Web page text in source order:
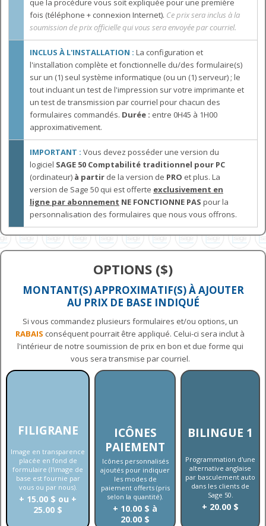
que la procédure vous soit expliquée pour une première
fois (téléphone + connexion Internet). Ce prix sera inclus à la
soumission de prix officielle qui vous sera envoyée par courriel.
INCLUS À L'INSTALLATION : La configuration et
l'installation complète et fonctionnelle du/des formulaire(s)
sur un (1) seul système informatique (ou un (1) serveur) ; le
tout incluant un test de l'impression sur votre imprimante et
un test de transmission par courriel pour chacun des
formulaires commandés. Durée : entre 0H45 à 1H00
approximativement.
IMPORTANT : Vous devez posséder une version du
logiciel SAGE 50 Comptabilité traditionnel pour PC
(ordinateur) à partir de la version de PRO et plus. La
version de Sage 50 qui est offerte exclusivement en
ligne par abonnement NE FONCTIONNE PAS pour la
personnalisation des formulaires que nous vous offrons.
OPTIONS ($)
MONTANT(S) APPROXIMATIF(S) À AJOUTER
AU PRIX DE BASE INDIQUÉ
Si vous commandez plusieurs formulaires et/ou options, un
RABAIS conséquent pourrait être appliqué. Celui-ci sera inclut à
l'intérieur de notre soumission de prix en bon et due forme qui
vous sera transmise par courriel.
FILIGRANE
Image en transparence
placée en fond de
formulaire (l'image de
base est fournie par
vous ou par nous).
+ 15.00 $ ou +
25.00 $
ICÔNES
PAIEMENT
Icônes personnalisés
ajoutés pour indiquer
les modes de
paiement offerts (pris
selon la quantité).
+ 10.00 $ à
20.00 $
BILINGUE 1
Programmation d'une
alternative anglaise
par basculement auto
dans les clients de
Sage 50.
+ 20.00 $